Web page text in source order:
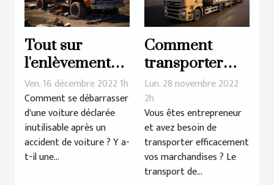
Tout sur
l'enlèvement
des épaves
Ven. 16 décembre 2022 1h
Comment se débarrasser
d'une voiture déclarée
inutilisable après un
accident de voiture ? Y a-
t-il une...
Comment
transporter
efficacement
les
marchandises
?
Lun. 28 novembre 2022
2h
Vous êtes entrepreneur
et avez besoin de
transporter efficacement
vos marchandises ? Le
transport de...